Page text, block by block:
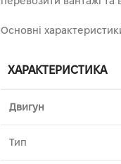
Основні
ХАРАКТЕРИСТИКА
Двигун
Тип